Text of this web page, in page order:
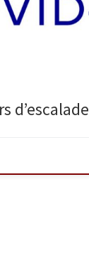
d’escalade